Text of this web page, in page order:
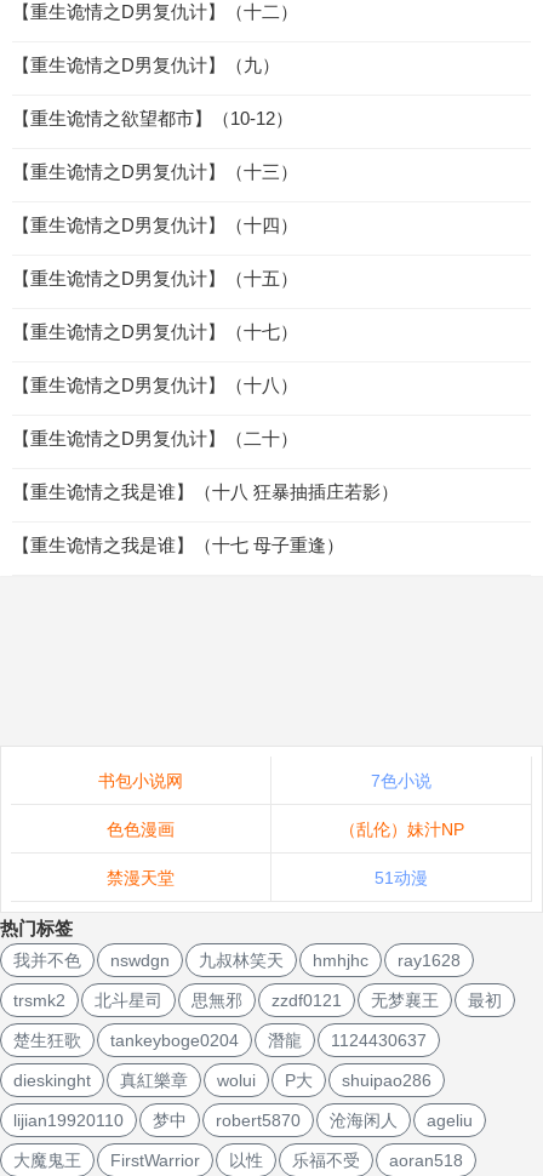
【重生诡情之D男复仇计】（十二）
【重生诡情之D男复仇计】（九）
【重生诡情之欲望都市】（10-12）
【重生诡情之D男复仇计】（十三）
【重生诡情之D男复仇计】（十四）
【重生诡情之D男复仇计】（十五）
【重生诡情之D男复仇计】（十七）
【重生诡情之D男复仇计】（十八）
【重生诡情之D男复仇计】（二十）
【重生诡情之我是谁】（十八 狂暴抽插庄若影）
【重生诡情之我是谁】（十七 母子重逢）
书包小说网 7色小说
色色漫画 （乱伦）妹汁NP
禁漫天堂 51动漫
热门标签
我并不色 nswdgn 九叔林笑天 hmhjhc ray1628
trsmk2 北斗星司 思無邪 zzdf0121 无梦襄王 最初
楚生狂歌 tankeyboge0204 潛龍 1124430637
dieskinght 真紅樂章 wolui P大 shuipao286
lijian19920110 梦中 robert5870 沧海闲人 ageliu
大魔鬼王 FirstWarrior 以性 乐福不受 aoran518